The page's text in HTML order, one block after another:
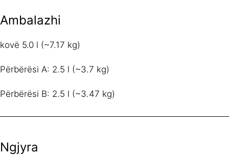
Ambalazhi
kovë 5.0 l (~7.17 kg)
Përbërësi A: 2.5 l (~3.7 kg)
Përbërësi B: 2.5 l (~3.47 kg)
Ngjyra